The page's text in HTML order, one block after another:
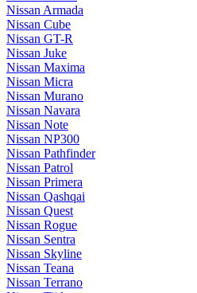
Nissan Armada
Nissan Cube
Nissan GT-R
Nissan Juke
Nissan Maxima
Nissan Micra
Nissan Murano
Nissan Navara
Nissan Note
Nissan NP300
Nissan Pathfinder
Nissan Patrol
Nissan Primera
Nissan Qashqai
Nissan Quest
Nissan Rogue
Nissan Sentra
Nissan Skyline
Nissan Teana
Nissan Terrano